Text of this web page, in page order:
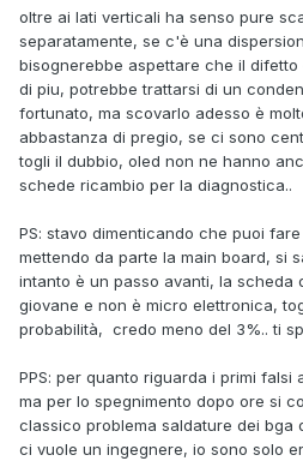
oltre ai lati verticali ha senso pure
separatamente, se c'è una
bisognerebbe aspettare che il
di piu, potrebbe trattarsi di un
fortunato, ma scovarlo adesso è
abbastanza di pregio, se ci sono
togli il dubbio, oled non ne hanno
schede ricambio per la diagnostica..
PS: stavo dimenticando che puoi
mettendo da parte la main board, si
intanto è un passo avanti, la scheda
giovane e non è micro elettronica,
probabilità, credo meno del 3%.. ti
PPS: per quanto riguarda i primi
ma per lo spegnimento dopo ore si
classico problema saldature dei bga
ci vuole un ingegnere, io sono solo